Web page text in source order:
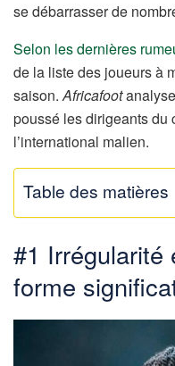
se débarrasser de
Selon les dernières
de la liste des joueurs à
saison.Africafoot
poussé les dirigeants du
l’international malien.
Table des matières
#1 Irrégularité
forme